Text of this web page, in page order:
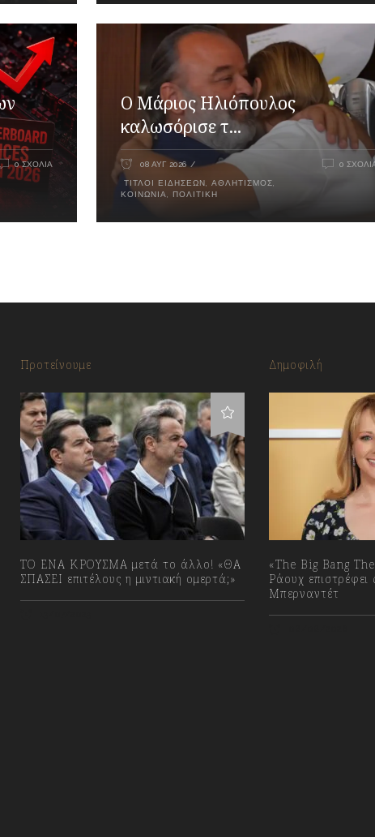
0 ΣΧΌΛΙΑ
Ο Μάριος Ηλιόπουλος
καλωσόρισε τ...
08 ΑΥΓ 2026
ΤΊΤΛΟΙ ΕΙΔΉΣΕΩΝ ΑΘΛΗΤΙΣΜΌΣ
ΚΟΙΝΩΝΊΑ
ΠΟΛΙΤΙΚΉ
0
Προτείνουμε
ΤΟ ΕΝΑ ΚΡΟΥΣΜΑ μετά το άλλο! «ΘΑ
ΣΠΑΣΕΙ επιτέλους η μιντιακή ομερτά;»
Δημοφιλή
«The Big Bang
Ράουχ επιστρέφει
Μπερναντέτ